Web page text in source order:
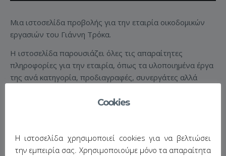
Μια ιστοσελίδα προβολής για την εταιρία οικοδομικών
εργασιών του Γιάννη Τρόκα.
Η ιστοσελίδα παρουσιάζει όλες τις απαραίτητες
πληροφορίες για την εταιρία, όπως τα υλοποιημένα έργα
της ανά κατηγορία, προδιαγραφές, συνεργάτες αλλά
Cookies
Η ιστοσελίδα χρησιμοποιεί cookies για να βελτιώσει
την εμπειρία σας. Χρησιμοποιούμε μόνο τα απαραίτητα